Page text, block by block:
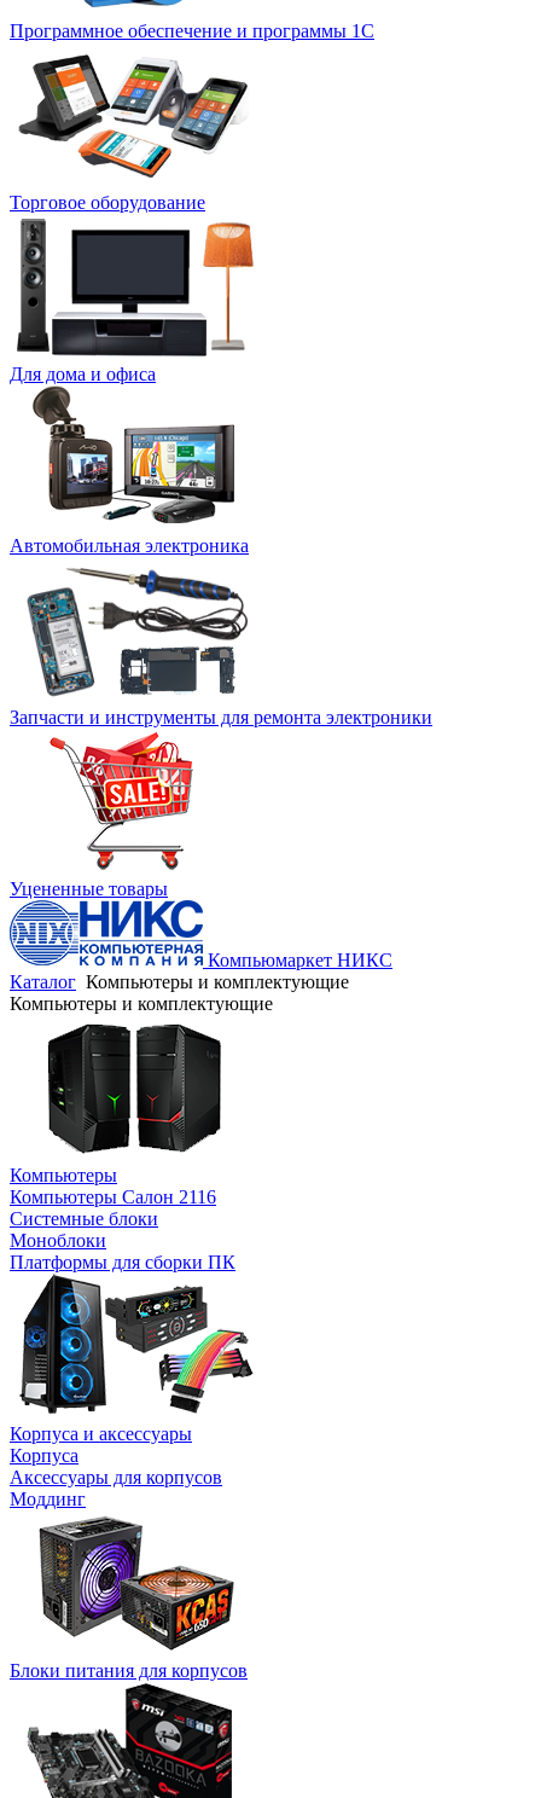
Программное обеспечение и программы 1С
Торговое оборудование
Для дома и офиса
Автомобильная электроника
Запчасти и инструменты для ремонта электроники
Уцененные товары
Компьюмаркет НИКС
Каталог Компьютеры и комплектующие
Компьютеры и комплектующие
Компьютеры
Компьютеры Салон 2116
Системные блоки
Моноблоки
Платформы для сборки ПК
Корпуса и аксессуары
Корпуса
Аксессуары для корпусов
Моддинг
Блоки питания для корпусов